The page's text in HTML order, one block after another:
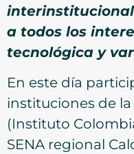
a todos los
tecnológica y
En este día
instituciones de
(Instituto
SENA regional